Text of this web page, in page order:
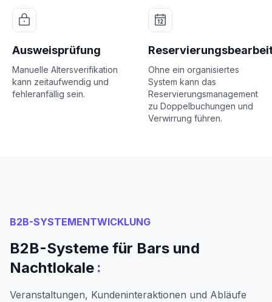
Ausweisprüfung
Manuelle Altersverifikation
kann zeitaufwendig und
fehleranfällig sein.
Ohne ein organisiertes
System kann das
Reservierungsmanagement
zu Doppelbuchungen und
Verwirrung führen.
B2B-SYSTEMENTWICKLUNG
B2B-Systeme für Bars und
Nachtlokale :
Veranstaltungen, Kundeninteraktionen und Abläufe